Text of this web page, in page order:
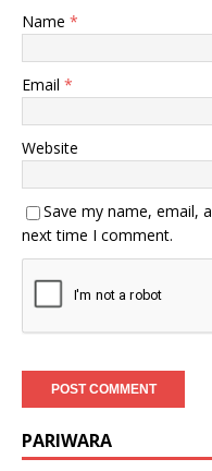
Name *
Email *
Website
Save my name, email,
next time I comment.
PARIWARA